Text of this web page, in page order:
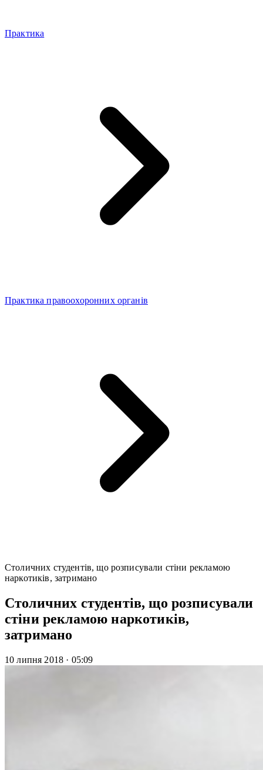
Практика
Практика правоохоронних органів
Столичних студентів, що розписували стіни рекламою
наркотиків, затримано
Столичних студентів, що розписували
стіни рекламою наркотиків,
затримано
10 липня 2018 · 05:09